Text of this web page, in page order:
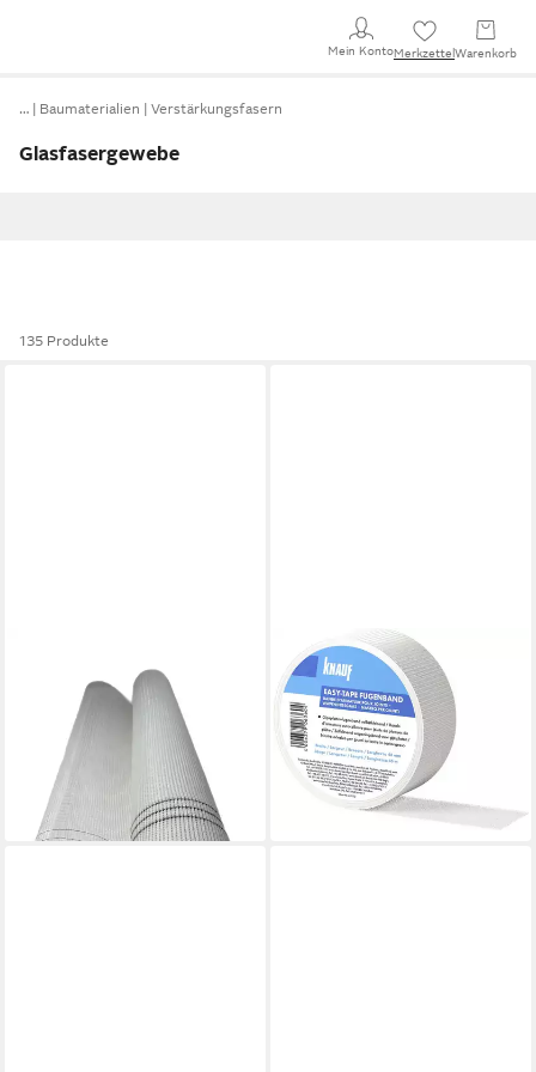
Mein KontoMerkzettel Warenkorb
… Baumaterialien Verstärkungsfasern
Glasfasergewebe
135 Produkte
Armierungsgewebe
Putzgewebe 50m² Weiß
110g/m²
36,50 €
(0,73 €/ 1 qm)
lieferbar - in 6-8 Werktagen bei dir
KNAUF
Glasfasergewebe Knauf
Gipsfaser-Fugenband easy-
tape 45 m x 48 mm
4,50 €
(0,10 €/ 1 m)
lieferbar - in 4-5 Werktagen bei dir